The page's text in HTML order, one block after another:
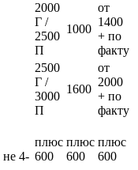
2000
Г /
2500
П
1000
от
1400
+ по
факту
2500
Г /
3000
П
1600
от
2000
+ по
факту
не 4-
плюс
600
плюс
600
плюс
600